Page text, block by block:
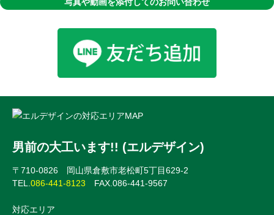
男前の大工います!! (エルデザイン)
〒710-0826 岡山県倉敷市老松町5丁目629-2
TEL. 086-441-8123 FAX.086-441-9567
対応エリア